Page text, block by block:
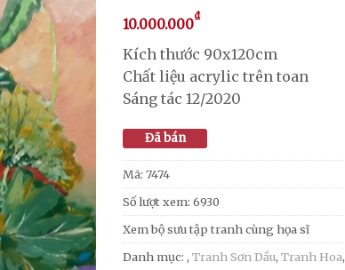
10.000.000₫
Kích thước 90x120cm
Chất liệu acrylic trên toan
Sáng tác 12/2020
Đã bán
Mã: 7474
Số lượt xem: 6930
Xem bộ sưu tập tranh cùng họa sĩ
Danh mục: , Tranh Sơn Dầu, Tranh Hoa,